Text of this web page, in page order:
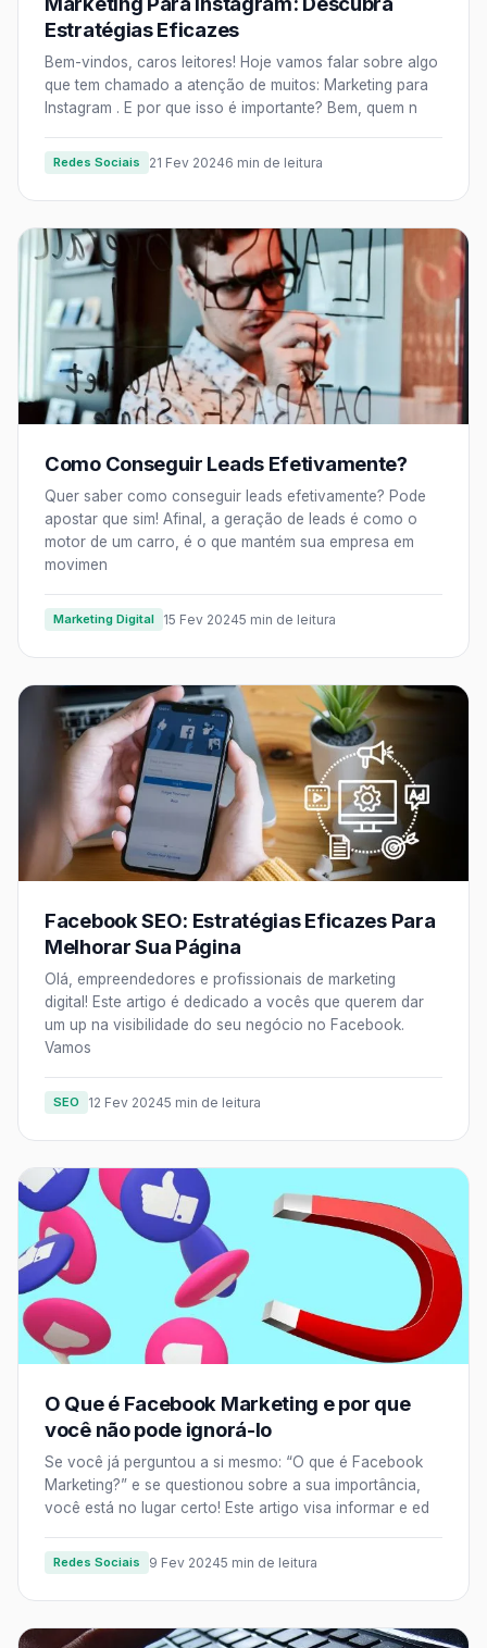
Estratégias Eficazes
Bem-vindos, caros leitores! Hoje vamos falar sobre algo
que tem chamado a atenção de muitos: Marketing para
Instagram . E por que isso é importante? Bem, quem n
Redes Sociais 21 Fev 20246 min de leitura
Como Conseguir Leads Efetivamente?
Quer saber como conseguir leads efetivamente? Pode
apostar que sim! Afinal, a geração de leads é como o
motor de um carro, é o que mantém sua empresa em
movimen
Marketing Digital 15 Fev 20245 min de leitura
Facebook SEO: Estratégias Eficazes Para
Melhorar Sua Página
Olá, empreendedores e profissionais de marketing
digital! Este artigo é dedicado a vocês que querem dar
um up na visibilidade do seu negócio no Facebook.
Vamos
SEO 12 Fev 20245 min de leitura
O Que é Facebook Marketing e por que
você não pode ignorá-lo
Se você já perguntou a si mesmo: “O que é Facebook
Marketing?” e se questionou sobre a sua importância,
você está no lugar certo! Este artigo visa informar e ed
Redes Sociais 9 Fev 20245 min de leitura